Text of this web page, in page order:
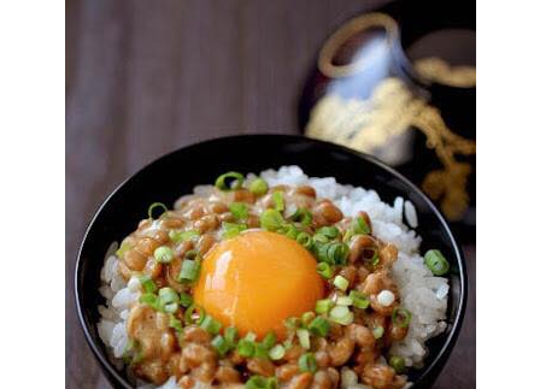
お知らせ
特定商取引法に基づく表記